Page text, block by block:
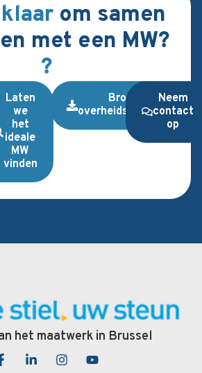
om samen
met een MW?
?
Laten
we
het
ideale
MW
vinden
Brochure
overheidsopdrachten
Neem
contact
op
het maatwerk in Brussel